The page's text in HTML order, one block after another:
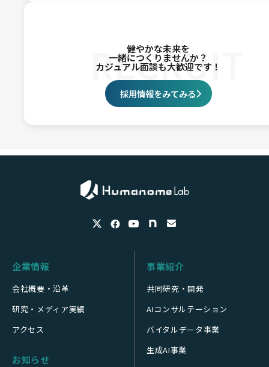
RECRUIT
健やかな未来を
一緒につくりませんか？
カジュアル面談も大歓迎です！
採用情報をみてみる
企業情報
会社概要・沿革
研究・メディア実績
アクセス
お知らせ
事業紹介
共同研究・開発
AIコンサルテーション
バイタルデータ事業
生成AI事業